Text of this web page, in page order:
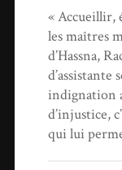
« Accueillir,
les maîtres
d’Hassna,
d’assistante
indignation
d’injustice,
qui lui